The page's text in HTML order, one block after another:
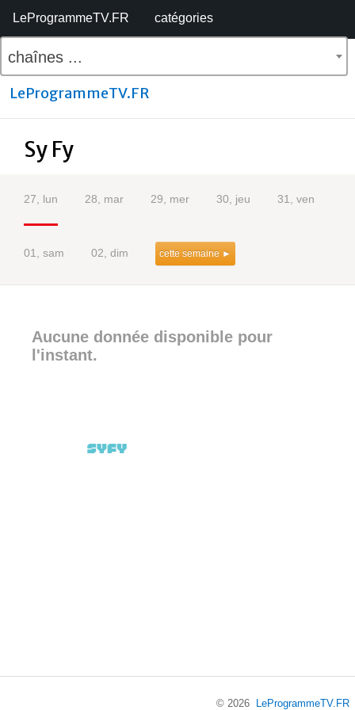
LeProgrammeTV.FR catégories
chaînes ...
LeProgrammeTV.FR
Sy Fy
27, lun 28, mar 29, mer 30, jeu 31, ven
01, sam 02, dim cette semaine ►
Aucune donnée disponible pour
l'instant.
© 2026 LeProgrammeTV.FR